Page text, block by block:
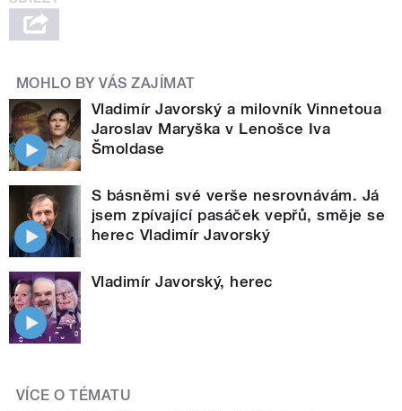
MOHLO BY VÁS ZAJÍMAT
Vladimír Javorský a milovník Vinnetoua
Jaroslav Maryška v Lenošce Iva
Šmoldase
S básněmi své verše nesrovnávám. Já
jsem zpívající pasáček vepřů, směje se
herec Vladimír Javorský
Vladimír Javorský, herec
VÍCE O TÉMATU